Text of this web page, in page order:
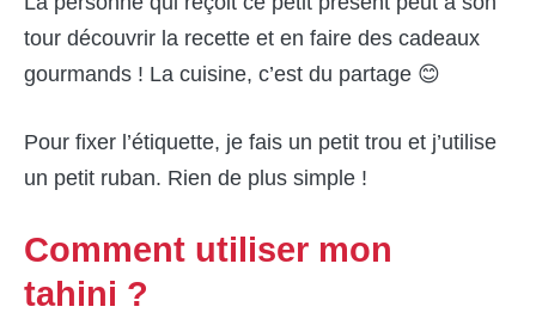
tour découvrir la recette et en faire des cadeaux
gourmands ! La cuisine, c’est du partage 😊
Pour fixer l’étiquette, je fais un petit trou et j’utilise
un petit ruban. Rien de plus simple !
Comment utiliser mon
tahini ?